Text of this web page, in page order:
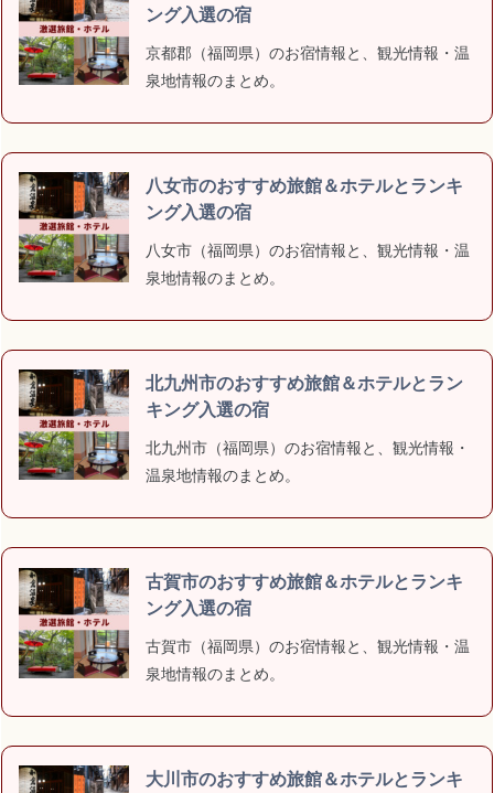
ング入選の宿
京都郡（福岡県）のお宿情報と、観光情報・温
泉地情報のまとめ。
八女市のおすすめ旅館＆ホテルとランキ
ング入選の宿
八女市（福岡県）のお宿情報と、観光情報・温
泉地情報のまとめ。
北九州市のおすすめ旅館＆ホテルとラン
キング入選の宿
北九州市（福岡県）のお宿情報と、観光情報・
温泉地情報のまとめ。
古賀市のおすすめ旅館＆ホテルとランキ
ング入選の宿
古賀市（福岡県）のお宿情報と、観光情報・温
泉地情報のまとめ。
大川市のおすすめ旅館＆ホテルとランキ